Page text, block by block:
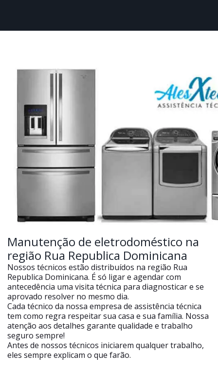
Manutenção de eletrodoméstico na
região Rua Republica Dominicana
Nossos técnicos estão distribuídos na região Rua
Republica Dominicana. É só ligar e agendar com
antecedência uma visita técnica para diagnosticar e se
aprovado resolver no mesmo dia.
Cada técnico da nossa empresa de assistência técnica
tem como regra respeitar sua casa e sua família. Nossa
atenção aos detalhes garante qualidade e trabalho
seguro sempre!
Antes de nossos técnicos iniciarem qualquer trabalho,
eles sempre explicam o que farão.